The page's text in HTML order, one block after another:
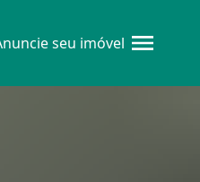
seu imóvel